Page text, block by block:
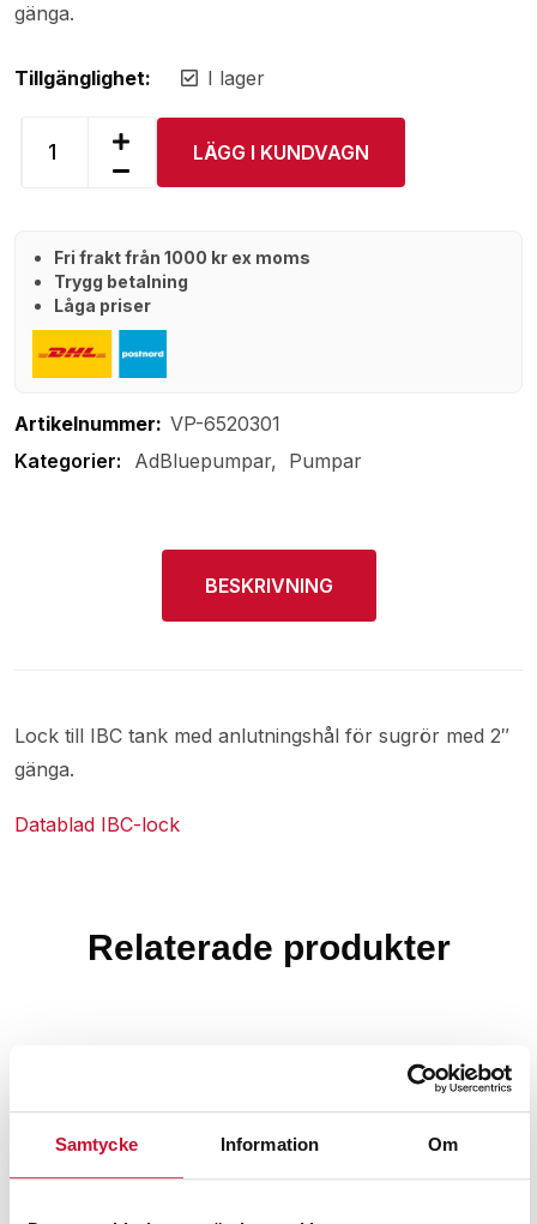
Samtycke Information Om
gänga.
Tillgänglighet: I lager
LÄGG I KUNDVAGN
Fri frakt från 1000 kr ex moms
Trygg betalning
Låga priser
Artikelnummer: VP-6520301
AdBluepumpar
Pumpar
BESKRIVNING
Lock till IBC tank med anlutningshål för sugrör med 2″
gänga.
Datablad IBC-lock
Relaterade produkter